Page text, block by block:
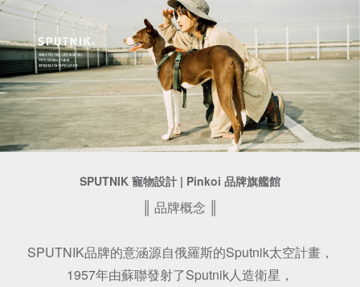
SPUTNIK 寵物設計 | Pinkoi 品牌旗艦館
║ 品牌概念 ║
SPUTNIK品牌的意涵源自俄羅斯的Sputnik太空計畫，
1957年由蘇聯發射了Sputnik人造衛星，